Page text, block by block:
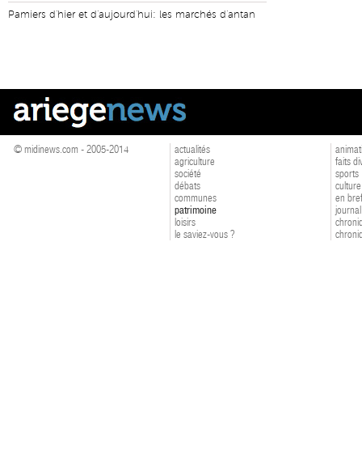
Pamiers d'hier et d'aujourd'hui: les marchés d'antan
© midinews.com - 2005-2014
actualités
agriculture
société
débats
communes
patrimoine
loisirs
le saviez-vous ?
faits
sports
culture
en bref